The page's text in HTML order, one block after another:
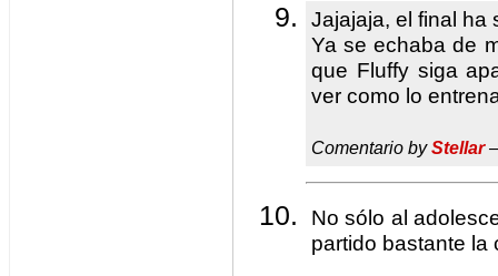
Jajajaja, el final ha
Ya se echaba de
que Fluffy siga
ver como lo
Comentario byStellar
No sólo al
partido bastante la